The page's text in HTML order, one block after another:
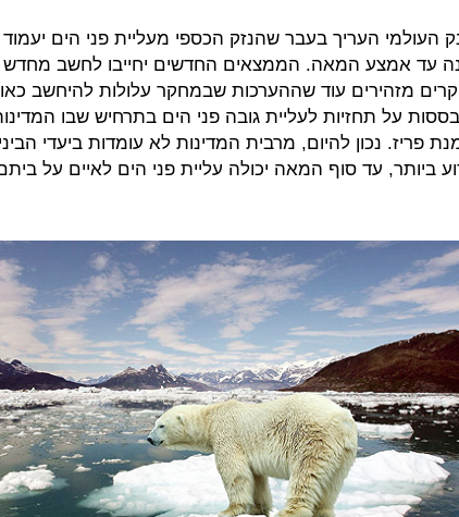
העולמי העריך בעבר שהנזק הכספי מעליית פני הים יעמוד
עד אמצע המאה. הממצאים החדשים יחייבו לחשב
מזהירים עוד שההערכות שבמחקר עלולות להיחשב
על תחזיות לעליית גובה פני הים בתרחיש שבו
פריז. נכון להיום, מרבית המדינות לא עומדות ביעדי
ביותר, עד סוף המאה יכולה עליית פני הים לאיים על ביתם של 640